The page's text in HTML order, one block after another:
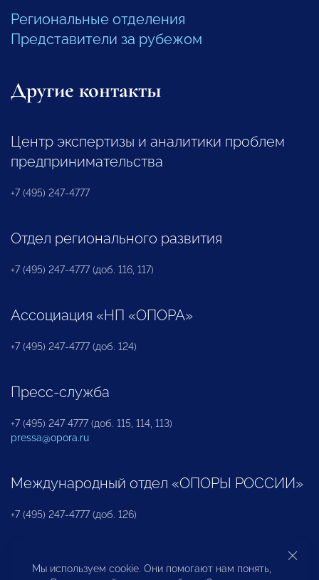
Региональные отделения
Представители за рубежом
Другие контакты
Центр экспертизы и аналитики проблем
предпринимательства
+7 (495) 247-4777
Отдел регионального развития
+7 (495) 247-4777 (доб. 116, 117)
Ассоциация «НП «ОПОРА»
+7 (495) 247-4777 (доб. 124)
Пресс-служба
+7 (495) 247 4777 (доб. 115, 114, 113)
pressa@opora.ru
Международный отдел «ОПОРЫ РОССИИ»
+7 (495) 247-4777 (доб. 126)
Бюро по защите прав предпринимателей и
Мы используем cookie. Они помогают нам понять,